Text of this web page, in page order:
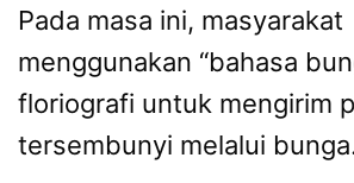
Pada masa ini, masyarakat
menggunakan “bahasa
floriografi untuk mengirim
tersembunyi melalui